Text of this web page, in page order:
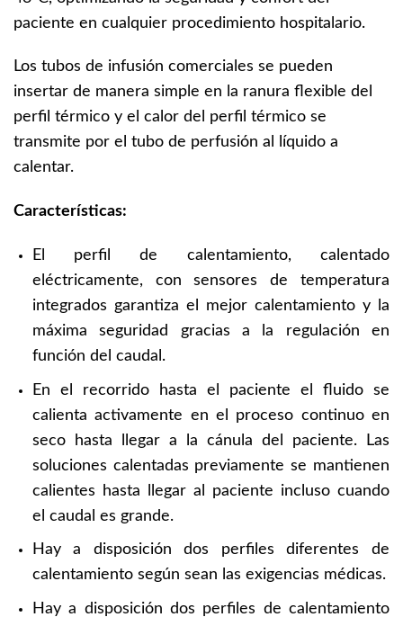
paciente en cualquier procedimiento hospitalario.
Los tubos de infusión comerciales se pueden
insertar de manera simple en la ranura flexible del
perfil térmico y el calor del perfil térmico se
transmite por el tubo de perfusión al líquido a
calentar.
Características:
El perfil de calentamiento, calentado
eléctricamente, con sensores de temperatura
integrados garantiza el mejor calentamiento y la
máxima seguridad gracias a la regulación en
función del caudal.
En el recorrido hasta el paciente el fluido se
calienta activamente en el proceso continuo en
seco hasta llegar a la cánula del paciente. Las
soluciones calentadas previamente se mantienen
calientes hasta llegar al paciente incluso cuando
el caudal es grande.
Hay a disposición dos perfiles diferentes de
calentamiento según sean las exigencias médicas.
Hay a disposición dos perfiles de calentamiento